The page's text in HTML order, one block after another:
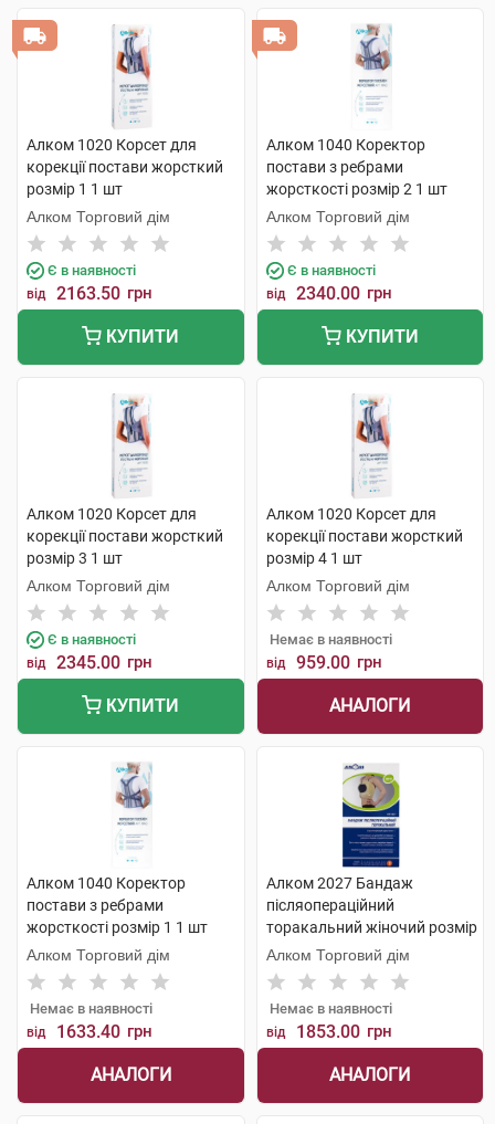
Алком 1020 Корсет для
корекції постави жорсткий
розмір 1 1 шт
Алком Торговий дім
Є в наявності
від 2163.50 грн
КУПИТИ
Алком 1040 Коректор
постави з ребрами
жорсткості розмір 2 1 шт
Алком Торговий дім
Є в наявності
від 2340.00 грн
КУПИТИ
Алком 1020 Корсет для
корекції постави жорсткий
розмір 3 1 шт
Алком Торговий дім
Є в наявності
від 2345.00 грн
КУПИТИ
Алком 1020 Корсет для
корекції постави жорсткий
розмір 4 1 шт
Алком Торговий дім
Немає в наявності
від 959.00 грн
АНАЛОГИ
Алком 1040 Коректор
постави з ребрами
жорсткості розмір 1 1 шт
Алком Торговий дім
Немає в наявності
від 1633.40 грн
АНАЛОГИ
Алком 2027 Бандаж
післяопераційний
торакальний жіночий розмір
3 1 шт
Алком Торговий дім
Немає в наявності
від 1853.00 грн
АНАЛОГИ